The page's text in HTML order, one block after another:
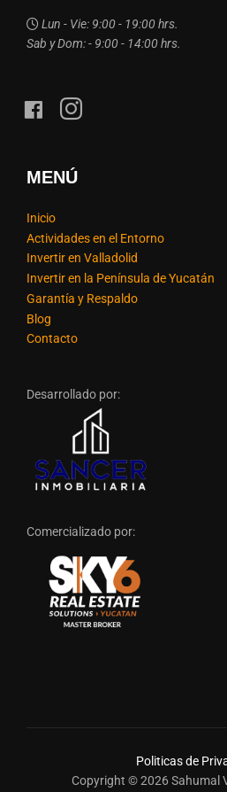
Lun - Vie: 9:00 - 19:00 hrs.
Sab y Dom: - 9:00 - 14:00 hrs.
MENÚ
Inicio
Actividades en el Entorno
Invertir en Valladolid
Invertir en la Península de Yucatán
Garantía y Respaldo
Blog
Contacto
Desarrollado por:
Comercializado por:
Politicas de
Copyright © 2026 Sahumal